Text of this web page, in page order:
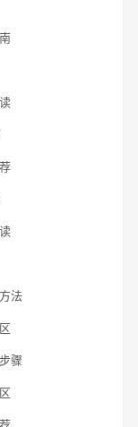
法
骤